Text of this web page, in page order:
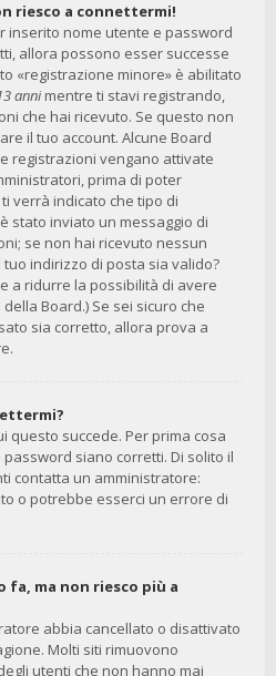
riesco a connettermi!
inserito nome utente e password
allora possono esser successe
«registrazione minore» è abilitato
annimentre ti stavi registrando,
che hai ricevuto. Se questo non
il tuo account. Alcune Board
registrazioni vengano attivate
prima di poter
verrà indicato che tipo di
stato inviato un messaggio di
se non hai ricevuto nessun
tuo indirizzo di posta sia valido?
a ridurre la possibilità di avere
Board.) Se sei sicuro che
sia corretto, allora prova a
questo succede. Per prima cosa
siano corretti. Di solito il
contatta un amministratore:
o potrebbe esserci un errore di
ma non riesco più a
abbia cancellato o disattivato
Molti siti rimuovono
utenti che non hanno mai